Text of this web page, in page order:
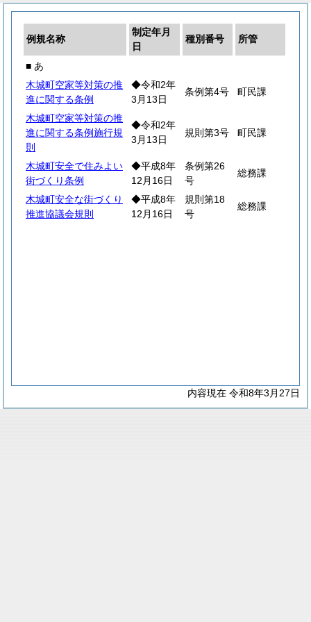
例規名称
制定年月
日
種別番号 所管
■ あ
木城町空家等対策の推
進に関する条例
◆令和2年
3月13日
条例第4号 町民課
木城町空家等対策の推
進に関する条例施行規
則
◆令和2年
3月13日
規則第3号 町民課
木城町安全で住みよい
街づくり条例
◆平成8年
12月16日
条例第26
号
総務課
木城町安全な街づくり
推進協議会規則
◆平成8年
12月16日
規則第18
号
総務課
内容現在 令和8年3月27日